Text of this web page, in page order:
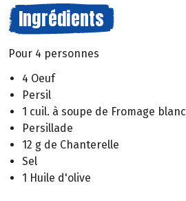
Ingrédients
Pour 4 personnes
4 Oeuf
Persil
1 cuil. à soupe de Fromage blanc
Persillade
12 g de Chanterelle
Sel
1 Huile d'olive